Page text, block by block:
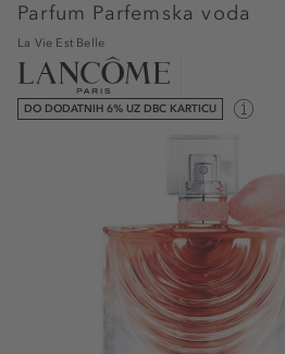
Parfum Parfemska voda
La Vie Est Belle
DO DODATNIH 6% UZ DBC KARTICU